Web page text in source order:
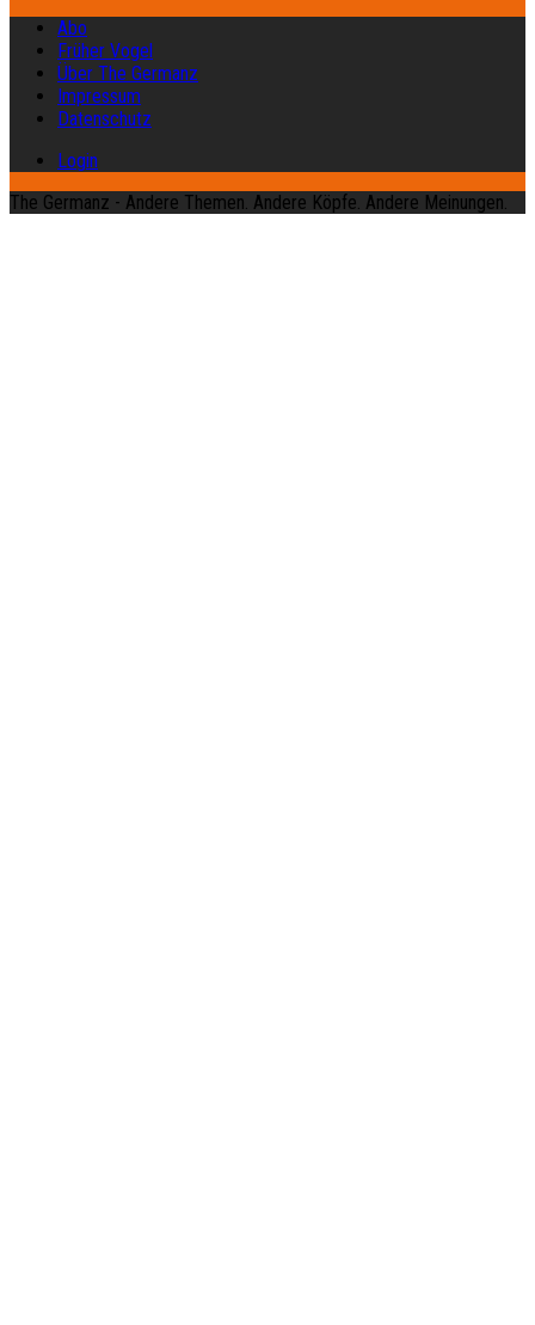
Abo
Früher Vogel
Über The Germanz
Impressum
Datenschutz
Login
The Germanz - Andere Themen. Andere Köpfe. Andere Meinungen.